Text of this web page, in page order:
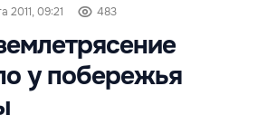
2011, 09:21 483
у побережья